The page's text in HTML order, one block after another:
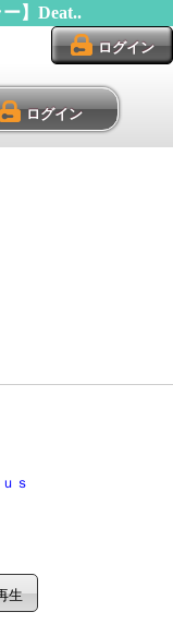
】Deat..
ログイン
ログイン
ｓ
生